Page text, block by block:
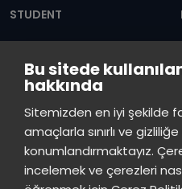
Bu sitede
hakkında
Sitemizden en iyi şekilde
amaçlarla sınırlı ve
konumlandırmaktayız.
incelemek ve çerezleri
STUDENT
Calendar
Announcements
Student Information